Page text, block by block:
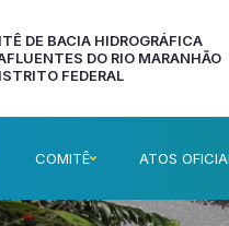
DE BACIA HIDROGRÁFICA
DO RIO MARANHÃO
FEDERAL
COMITÊ ATOS